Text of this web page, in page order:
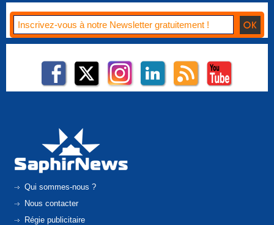
Qui sommes-nous ?
Nous contacter
Régie publicitaire